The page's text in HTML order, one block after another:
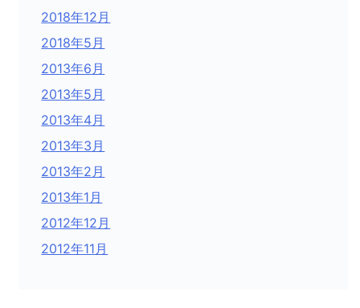
2018年12月
2018年5月
2013年6月
2013年5月
2013年4月
2013年3月
2013年2月
2013年1月
2012年12月
2012年11月